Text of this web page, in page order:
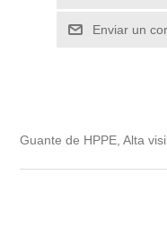
Enviar un
Guante de HPPE, Alta